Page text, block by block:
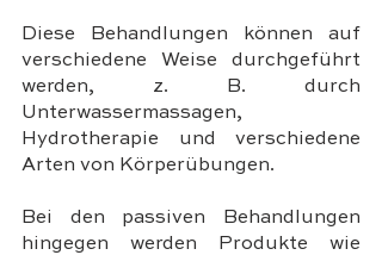
Diese Behandlungen können auf
verschiedene Weise durchgeführt
werden, z. B. durch
Unterwassermassagen,
Hydrotherapie und verschiedene
Arten von Körperübungen.
Bei den passiven Behandlungen
hingegen werden Produkte wie